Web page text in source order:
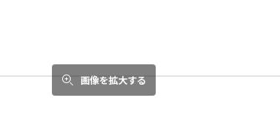
画像を拡大する